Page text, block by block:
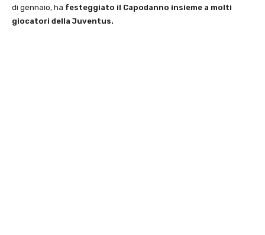
di gennaio, ha festeggiato il Capodanno insieme a molti
giocatori della Juventus.